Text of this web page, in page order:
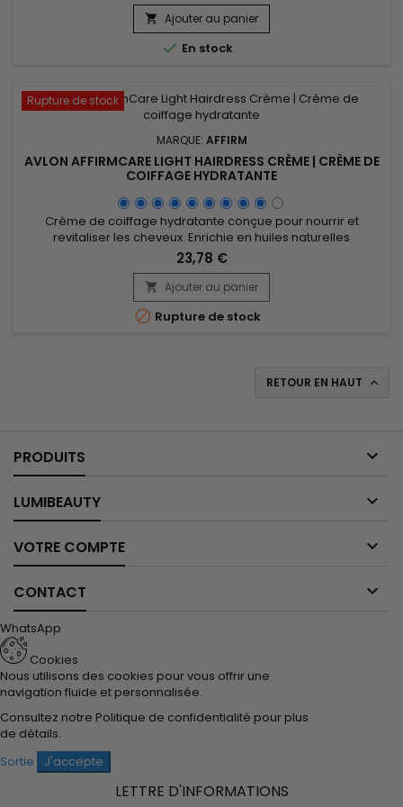
shrinkage (rétrécissement des boucles), la crème pour
Twists de Camille Rose Almond Jai Twisting Butter hydrate,
apporte souplesse et...
 Ajouter au panier
 En stock
Rupture de stock
MARQUE: AFFIRM
AVLON AFFIRMCARE LIGHT HAIRDRESS CRÈME | CRÈME DE
COIFFAGE HYDRATANTE
Crème de coiffage hydratante conçue pour nourrir et
revitaliser les cheveux. Enrichie en huiles naturelles
(tournesol, coco, ricin, avocat, argan) et en extrait de
romarin, elle offre une hydratation profonde pour des
cheveux sains et brillants. Ses bienfaits incluent la stimulation
de la pousse grâce à la vitamine E et au Piroctone Olamine,
une...
23,78 €
 Ajouter au panier
 Rupture de stock
RETOUR EN HAUT 
PRODUITS 
LUMIBEAUTY 
VOTRE COMPTE 
CONTACT 
WhatsApp
Cookies
Nous utilisons des cookies pour vous offrir une
navigation fluide et personnalisée.
Consultez notre Politique de confidentialité pour plus
de détails.
Sortie
J'accepte
LETTRE D'INFORMATIONS